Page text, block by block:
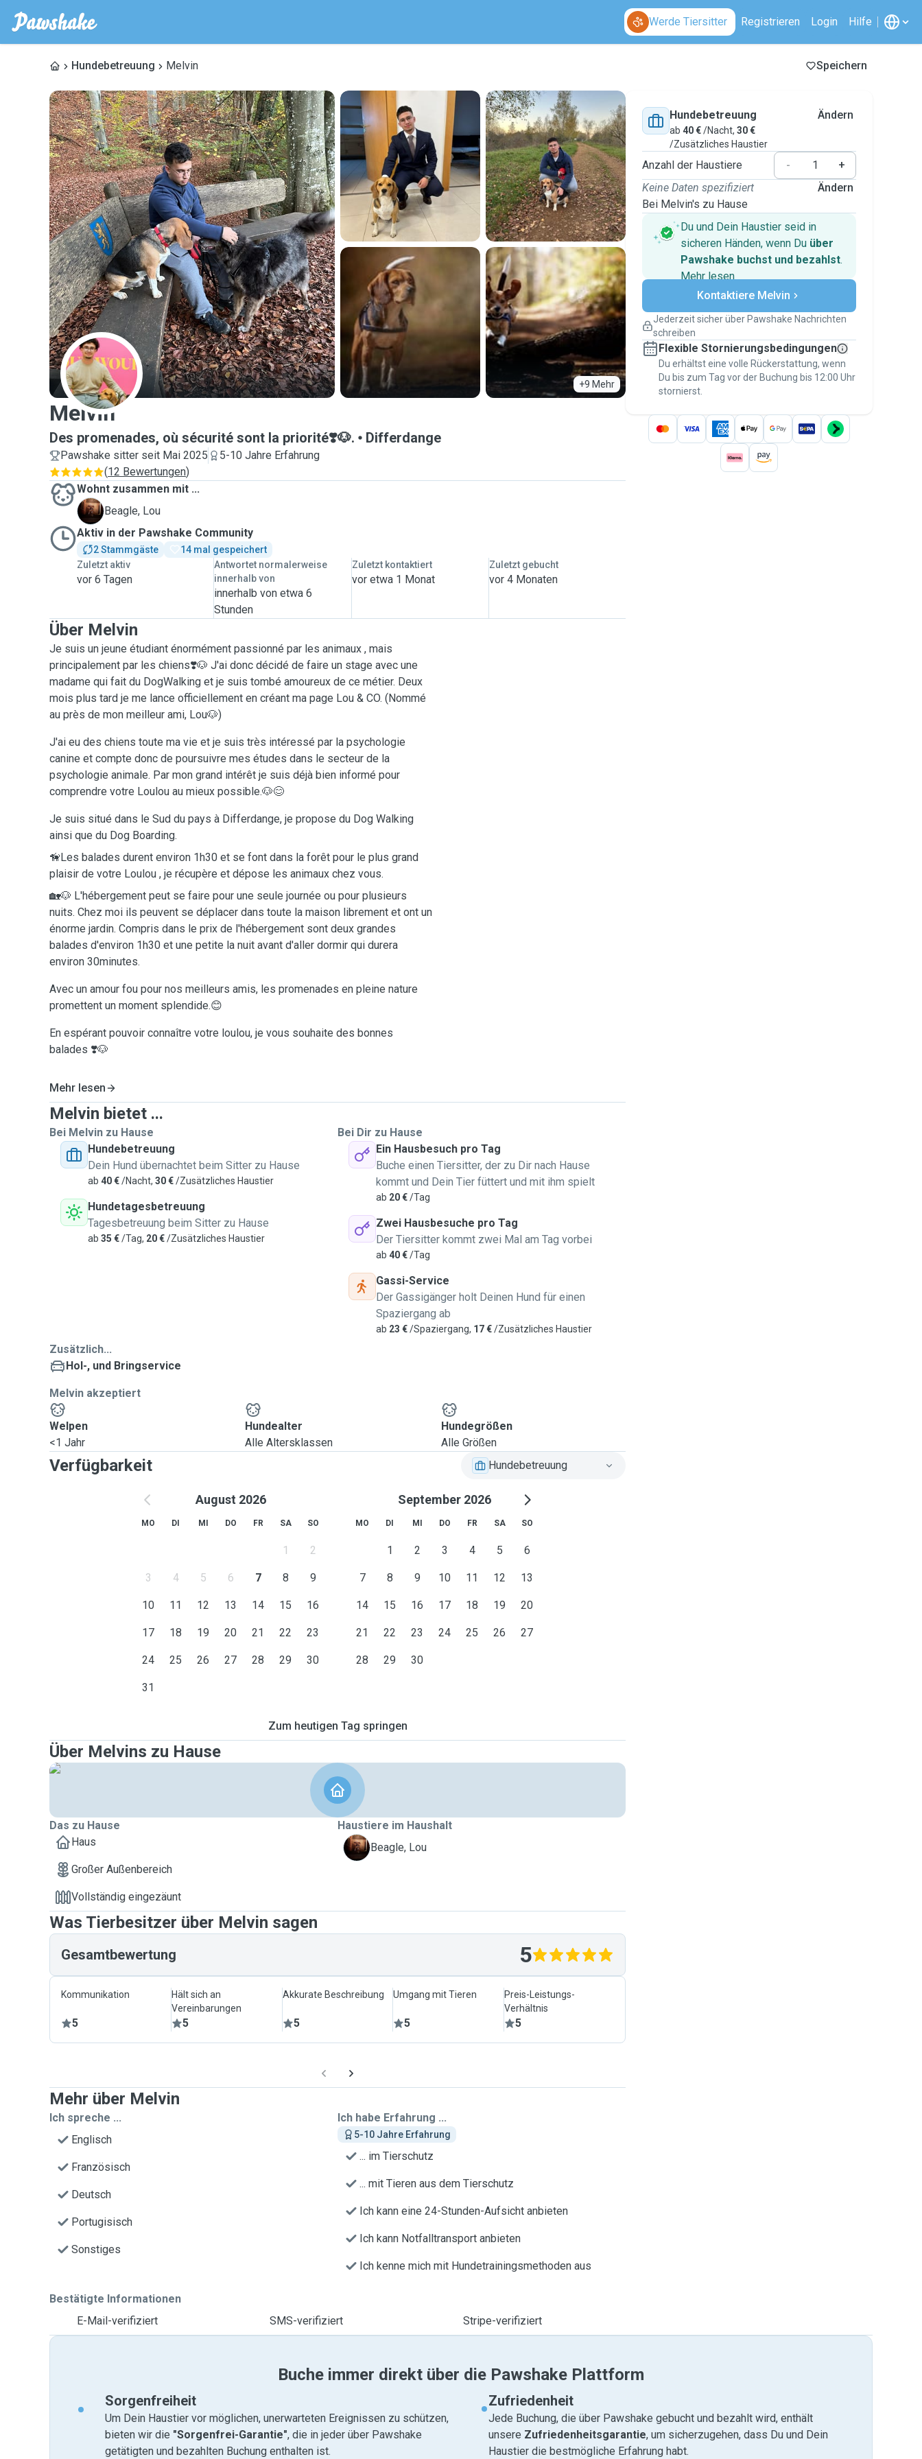
Werde Tiersitter Registrieren Login Hilfe
Hundebetreuung Melvin Speichern
+9 Mehr
M
Melvin
Des promenades, où sécurité sont la priorité❣️🐶. Differdange
Pawshake sitter seit Mai 2025
5-10 Jahre Erfahrung
(12 Bewertungen)
Wohnt zusammen mit ...
L
Beagle, Lou
Aktiv in der Pawshake Community
2 Stammgäste
14 mal gespeichert
Zuletzt aktiv
vor 6 Tagen
Antwortet normalerweise
innerhalb von
innerhalb von etwa 6
Stunden
Zuletzt kontaktiert
vor etwa 1 Monat
Zuletzt gebucht
vor 4 Monaten
Über Melvin
Je suis un jeune étudiant énormément passionné par les animaux , mais
principalement par les chiens❣️🐶 J'ai donc décidé de faire un stage avec une
madame qui fait du DogWalking et je suis tombé amoureux de ce métier. Deux
mois plus tard je me lance officiellement en créant ma page Lou & CO. (Nommé
au près de mon meilleur ami, Lou🐶)
J'ai eu des chiens toute ma vie et je suis très intéressé par la psychologie
canine et compte donc de poursuivre mes études dans le secteur de la
psychologie animale. Par mon grand intérêt je suis déjà bien informé pour
comprendre votre Loulou au mieux possible.🐶😊
Je suis situé dans le Sud du pays à Differdange, je propose du Dog Walking
ainsi que du Dog Boarding.
🦮Les balades durent environ 1h30 et se font dans la forêt pour le plus grand
plaisir de votre Loulou , je récupère et dépose les animaux chez vous.
🏡🐶 L'hébergement peut se faire pour une seule journée ou pour plusieurs
nuits. Chez moi ils peuvent se déplacer dans toute la maison librement et ont un
énorme jardin. Compris dans le prix de l'hébergement sont deux grandes
balades d'environ 1h30 et une petite la nuit avant d'aller dormir qui durera
environ 30minutes.
Avec un amour fou pour nos meilleurs amis, les promenades en pleine nature
promettent un moment splendide.😊
En espérant pouvoir connaître votre loulou, je vous souhaite des bonnes
balades ❣️🐶
Mehr lesen
Melvin bietet ...
Bei Melvin zu Hause
Hundebetreuung
Dein Hund übernachtet beim Sitter zu Hause
ab 40 €/Nacht, 30 €/Zusätzliches Haustier
Hundetagesbetreuung
Tagesbetreuung beim Sitter zu Hause
ab 35 €/Tag, 20 €/Zusätzliches Haustier
Bei Dir zu Hause
Ein Hausbesuch pro Tag
Buche einen Tiersitter, der zu Dir nach Hause
kommt und Dein Tier füttert und mit ihm spielt
ab 20 €/Tag
Zwei Hausbesuche pro Tag
Der Tiersitter kommt zwei Mal am Tag vorbei
ab 40 €/Tag
Gassi-Service
Der Gassigänger holt Deinen Hund für einen
Spaziergang ab
ab 23 €/Spaziergang, 17 €/Zusätzliches Haustier
Zusätzlich...
Hol-, und Bringservice
Melvin akzeptiert
Welpen
<1 Jahr
Hundealter
Alle Altersklassen
Hundegrößen
Alle Größen
Verfügbarkeit Hundebetreuung
August 2026
MO DI MI DO FR SA SO
1 2
3 4 5 6 7 8 9
10 11 12 13 14 15 16
17 18 19 20 21 22 23
24 25 26 27 28 29 30
31
September 2026
MO DI MI DO FR SA SO
1 2 3 4 5 6
7 8 9 10 11 12 13
14 15 16 17 18 19 20
21 22 23 24 25 26 27
28 29 30
Zum heutigen Tag springen
Über Melvins zu Hause
Das zu Hause
Haus
Großer Außenbereich
Vollständig eingezäunt
Haustiere im Haushalt
L
Beagle, Lou
Was Tierbesitzer über Melvin sagen
Gesamtbewertung 5
Kommunikation
5
Hält sich an
Vereinbarungen
5
Akkurate Beschreibung
5
Umgang mit Tieren
5
Preis-Leistungs-
Verhältnis
5
Mehr über Melvin
Ich spreche ...
Englisch
Französisch
Deutsch
Portugisisch
Sonstiges
Ich habe Erfahrung ...
5-10 Jahre Erfahrung
... im Tierschutz
... mit Tieren aus dem Tierschutz
Ich kann eine 24-Stunden-Aufsicht anbieten
Ich kann Notfalltransport anbieten
Ich kenne mich mit Hundetrainingsmethoden aus
Bestätigte Informationen
E-Mail-verifiziert
SMS-verifiziert Stripe-verifiziert
Hundebetreuung
ab 40 €/Nacht, 30 €
/Zusätzliches Haustier
Ändern
Anzahl der Haustiere -
+
Keine Daten spezifiziert
Bei Melvin's zu Hause
Ändern
Du und Dein Haustier seid in
sicheren Händen, wenn Du über
Pawshake buchst und bezahlst.
Mehr lesenSichere Zahlungen
Unterstützung, falls sich Deine
Versicherte Buchungen
Erledige alles über Pawshake – von der
ersten Nachricht bis zur Bezahlung –, um
über die Pawshake-Garantieabgesichert zu
sein
Kontaktiere Melvin
Jederzeit sicher über Pawshake Nachrichten
schreiben
Flexible Stornierungsbedingungen
Du erhältst eine volle Rückerstattung, wenn
Du bis zum Tag vor der Buchung bis 12:00 Uhr
stornierst.
Buche immer direkt über die Pawshake Plattform
Sorgenfreiheit
Um Dein Haustier vor möglichen, unerwarteten Ereignissen zu schützen,
bieten wir die "Sorgenfrei-Garantie", die in jeder über Pawshake
getätigten und bezahlten Buchung enthalten ist.
Zufriedenheit
Jede Buchung, die über Pawshake gebucht und bezahlt wird, enthält
unsere Zufriedenheitsgarantie, um sicherzugehen, dass Du und Dein
Haustier die bestmögliche Erfahrung habt.